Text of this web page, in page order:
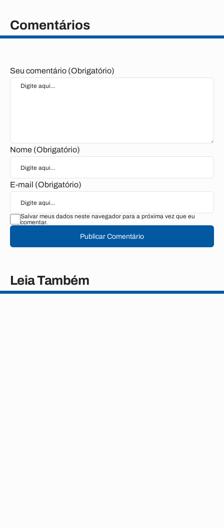
Comentários
Seu comentário (Obrigatório)
Nome (Obrigatório)
E-mail (Obrigatório)
Salvar meus dados neste navegador para a próxima vez que eu
comentar.
Publicar Comentário
Leia Também